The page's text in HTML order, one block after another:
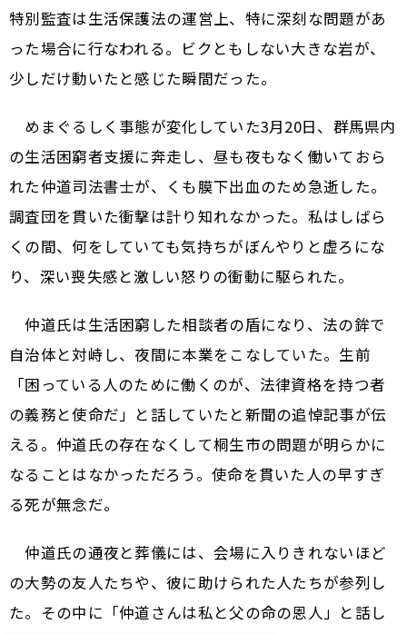
特別監査は生活保護法の運営上、特に深刻な問題があ
った場合に行なわれる。ビクともしない大きな岩が、
少しだけ動いたと感じた瞬間だった。
めまぐるしく事態が変化していた3月20日、群馬県内
の生活困窮者支援に奔走し、昼も夜もなく働いておら
れた仲道司法書士が、くも膜下出血のため急逝した。
調査団を貫いた衝撃は計り知れなかった。私はしばら
くの間、何をしていても気持ちがぼんやりと虚ろにな
り、深い喪失感と激しい怒りの衝動に駆られた。
仲道氏は生活困窮した相談者の盾になり、法の鉾で
自治体と対峙し、夜間に本業をこなしていた。生前
「困っている人のために働くのが、法律資格を持つ者
の義務と使命だ」と話していたと新聞の追悼記事が伝
える。仲道氏の存在なくして桐生市の問題が明らかに
なることはなかっただろう。使命を貫いた人の早すぎ
る死が無念だ。
仲道氏の通夜と葬儀には、会場に入りきれないほど
の大勢の友人たちや、彼に助けられた人たちが参列し
た。その中に「仲道さんは私と父の命の恩人」と話し